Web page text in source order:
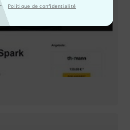
· Politique de confidentialité